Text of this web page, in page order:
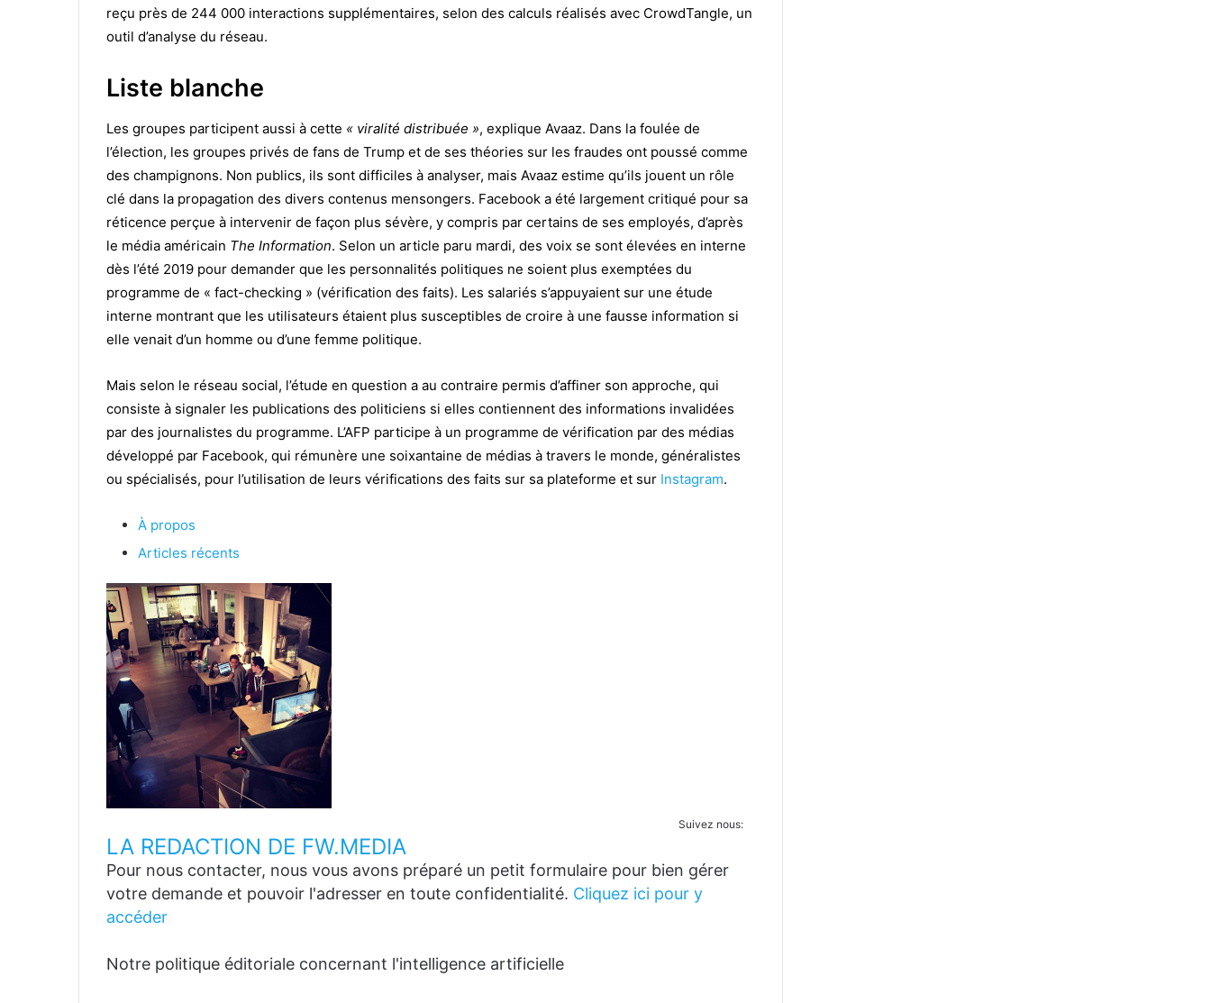
reçu près de 244 000 interactions supplémentaires, selon des calculs réalisés avec CrowdTangle, un
outil d’analyse du réseau.
Liste blanche
Les groupes participent aussi à cette « viralité distribuée », explique Avaaz. Dans la foulée de
l’élection, les groupes privés de fans de Trump et de ses théories sur les fraudes ont poussé comme
des champignons. Non publics, ils sont difficiles à analyser, mais Avaaz estime qu’ils jouent un rôle
clé dans la propagation des divers contenus mensongers. Facebook a été largement critiqué pour sa
réticence perçue à intervenir de façon plus sévère, y compris par certains de ses employés, d’après
le média américain The Information. Selon un article paru mardi, des voix se sont élevées en interne
dès l’été 2019 pour demander que les personnalités politiques ne soient plus exemptées du
programme de « fact-checking » (vérification des faits). Les salariés s’appuyaient sur une étude
interne montrant que les utilisateurs étaient plus susceptibles de croire à une fausse information si
elle venait d’un homme ou d’une femme politique.
Mais selon le réseau social, l’étude en question a au contraire permis d’affiner son approche, qui
consiste à signaler les publications des politiciens si elles contiennent des informations invalidées
par des journalistes du programme. L’AFP participe à un programme de vérification par des médias
développé par Facebook, qui rémunère une soixantaine de médias à travers le monde, généralistes
ou spécialisés, pour l’utilisation de leurs vérifications des faits sur sa plateforme et sur Instagram.
À propos
Articles récents
Suivez nous:
LA REDACTION DE FW.MEDIA
Pour nous contacter, nous vous avons préparé un petit formulaire pour bien gérer
votre demande et pouvoir l'adresser en toute confidentialité. Cliquez ici pour y
accéder
Notre politique éditoriale concernant l'intelligence artificielle